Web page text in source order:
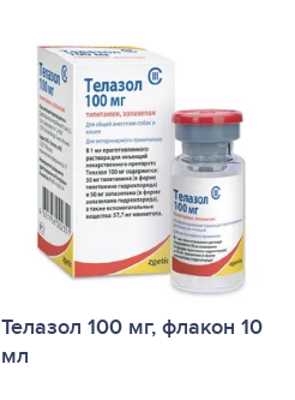
Телазол 100 мг, флакон 10
мл